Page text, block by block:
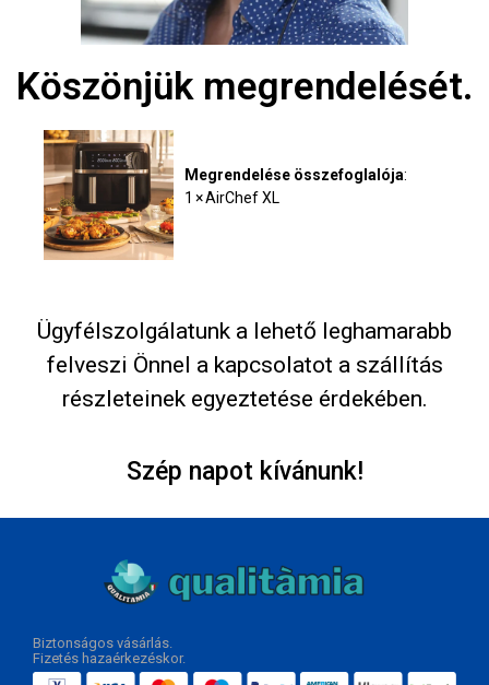
Köszönjük megrendelését.
Megrendelése összefoglalója:
1 × AirChef XL
Ügyfélszolgálatunk a lehető leghamarabb
felveszi Önnel a kapcsolatot a szállítás
részleteinek egyeztetése érdekében.
Szép napot kívánunk!
Biztonságos vásárlás.
Fizetés hazaérkezéskor.